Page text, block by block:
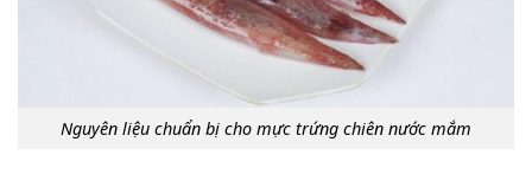
Nguyên liệu chuẩn bị cho mực trứng chiên nước mắm